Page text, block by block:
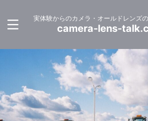
実体験からのカメラ・オールドレンズ
camera-lens-